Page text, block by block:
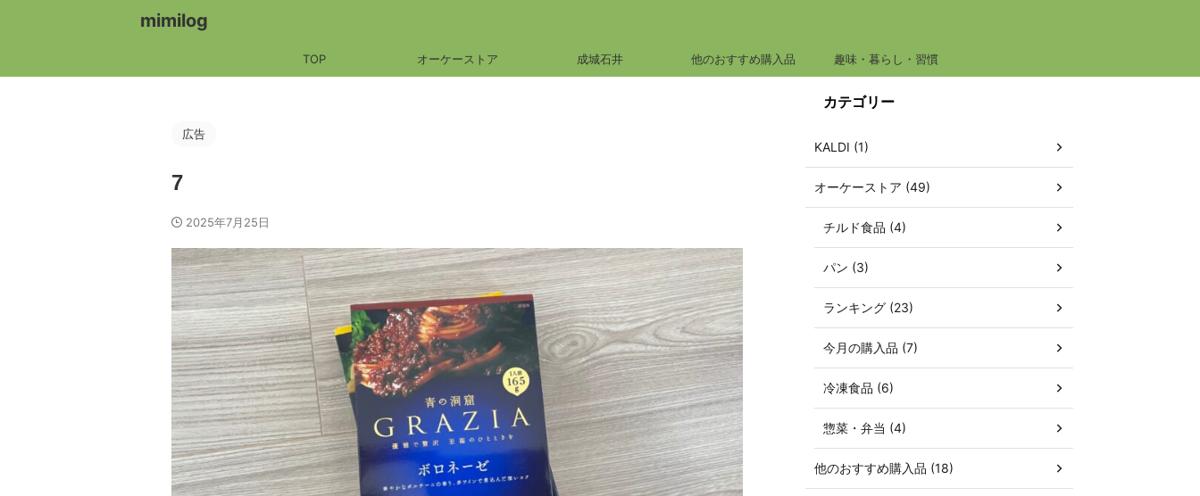
mimilog
TOP オーケーストア 成城石井 他のおすすめ購入品 趣味・暮らし・習慣
広告
7
2025年7月25日
カテゴリー
KALDI (1)
オーケーストア (49)
チルド食品 (4)
パン (3)
ランキング (23)
今月の購入品 (7)
冷凍食品 (6)
惣菜・弁当 (4)
他のおすすめ購入品 (18)